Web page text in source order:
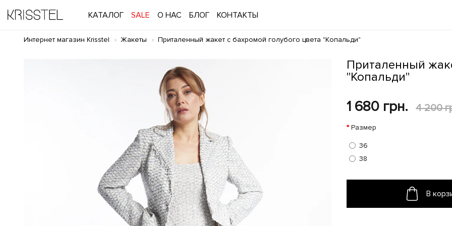
КАТАЛОГ SALE О НАС БЛОГ КОНТАКТЫ
Интернет магазин Krisstel Жакеты Приталенный жакет с бахромой голубого цвета "Копальди"
Приталенный
"Копальди"
1 680 грн. 4 200
Размер
36
38
В